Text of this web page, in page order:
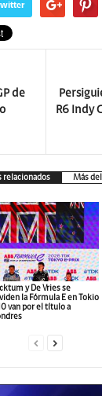
de
R6 Indy
relacionados Más
y De Vries se
la Fórmula E en Tokio
van por el título a